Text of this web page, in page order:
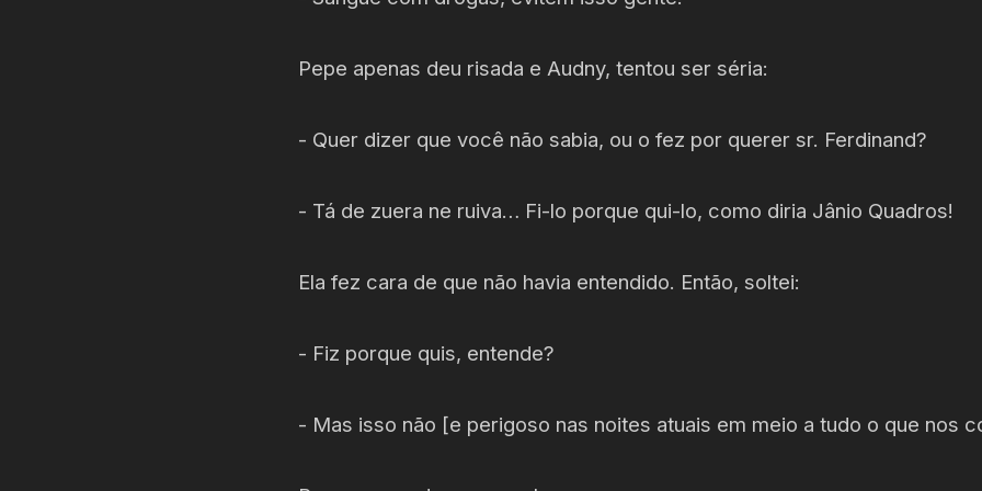
Pepe apenas deu risada e Audny, tentou ser séria:
- Quer dizer que você não sabia, ou o fez por querer sr. Ferdinand?
- Tá de zuera ne ruiva… Fi-lo porque qui-lo, como diria Jânio Quadros!
Ela fez cara de que não havia entendido. Então, soltei:
- Fiz porque quis, entende?
- Mas isso não [e perigoso nas noites atuais em meio a tudo o que nos